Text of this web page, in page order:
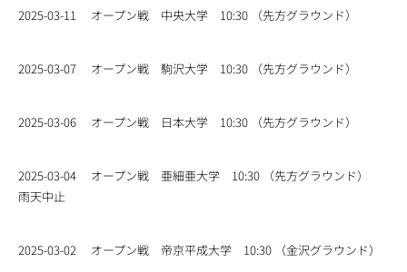
2025-03-11 オープン戦 中央大学 10:30 （先方グラウンド）
2025-03-07 オープン戦 駒沢大学 10:30 （先方グラウンド）
2025-03-06 オープン戦 日本大学 10:30 （先方グラウンド）
2025-03-04
オープン戦 亜細亜大学 10:30 （先方グラウンド）
雨天中止
2025-03-02 オープン戦 帝京平成大学 10:30 （金沢グラウンド）